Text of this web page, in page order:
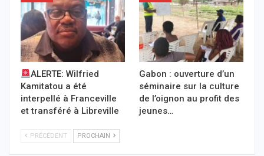
ALERTE: Wilfried
Kamitatou a été
interpellé à Franceville
et transféré à Libreville
Gabon : ouverture d’un
séminaire sur la culture
de l’oignon au profit des
jeunes…
PRÉCÉDENT PROCHAIN